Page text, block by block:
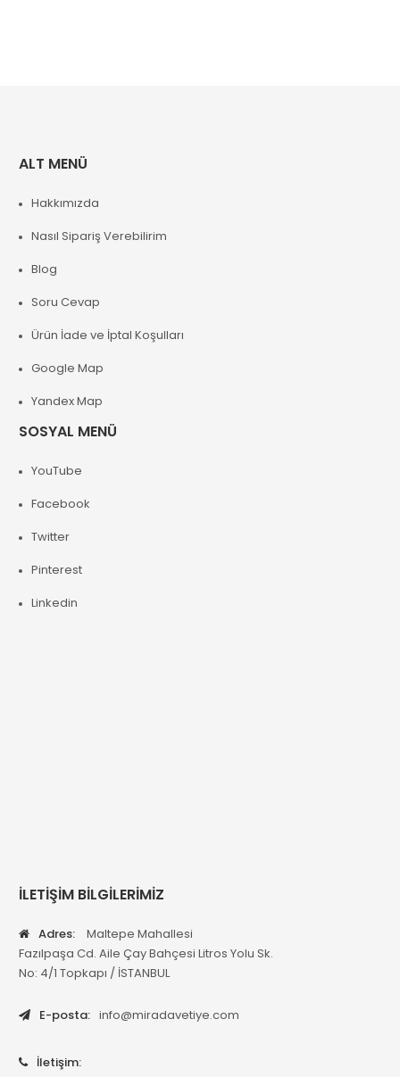
ALT MENÜ
Hakkımızda
Nasıl Sipariş Verebilirim
Blog
Soru Cevap
Ürün İade ve İptal Koşulları
Google Map
Yandex Map
SOSYAL MENÜ
YouTube
Facebook
Twitter
Pinterest
Linkedin
İLETİŞİM BİLGİLERİMİZ
Adres:
Maltepe Mahallesi
Fazılpaşa Cd. Aile Çay Bahçesi Litros Yolu Sk.
No: 4/1 Topkapı / İSTANBUL
E-posta: info@miradavetiye.com
İletişim: